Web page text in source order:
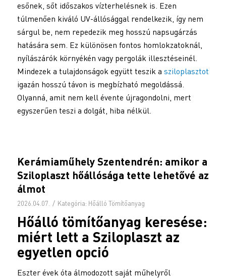
esőnek, sőt időszakos vízterhelésnek is. Ezen
túlmenően kiváló UV-állósággal rendelkezik, így nem
sárgul be, nem repedezik meg hosszú napsugárzás
hatására sem. Ez különösen fontos homlokzatoknál,
nyílászárók környékén vagy pergolák illesztéseinél.
Mindezek a tulajdonságok együtt teszik a sziloplasztot
igazán hosszú távon is megbízható megoldássá.
Olyanná, amit nem kell évente újragondolni, mert
egyszerűen teszi a dolgát, hiba nélkül.
Kerámiaműhely Szentendrén: amikor a
Sziloplaszt hőállósága tette lehetővé az
álmot
2026.04.07. / Kategória: Hőálló Tömítőanyag
Hőálló tömítőanyag keresése:
miért lett a Sziloplaszt az
egyetlen opció
Eszter évek óta álmodozott saját műhelyről